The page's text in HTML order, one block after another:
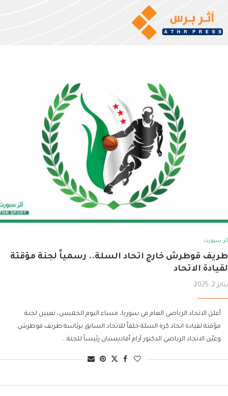
أثر سبورت
طريف قوطرش خارج اتحاد السلة.. رسمياً لجنة مؤقتة
لقيادة الاتحاد
يناير 2, 2025
أعلن الاتحاد الرياضي العام في سوريا، مساء اليوم الخميس، تعيين لجنة
مؤقتة لقيادة اتحاد كرة السلة خلفاً للاتحاد السابق برئاسة طريف قوطرش.
وعيّن الاتحاد الرياضي الدكتور آرام أفاديسيان رئيساً للجنة …